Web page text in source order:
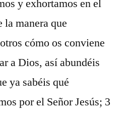
y exhortamos en el
la manera que
cómo os conviene
a Dios, así abundéis
ya sabéis qué
por el Señor Jesús; 3